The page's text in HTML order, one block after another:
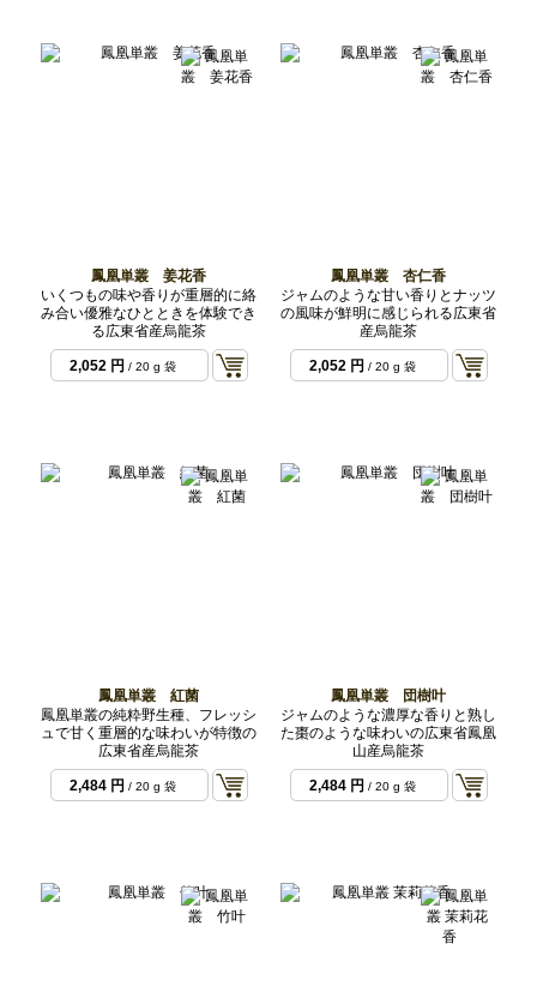
鳳凰単叢 姜花香
いくつもの味や香りが重層的に絡
み合い優雅なひとときを体験でき
る広東省産烏龍茶
2,052 円 / 20 g 袋
鳳凰単叢 杏仁香
ジャムのような甘い香りとナッツ
の風味が鮮明に感じられる広東省
産烏龍茶
2,052 円 / 20 g 袋
鳳凰単叢 紅菌
鳳凰単叢の純粋野生種、フレッシ
ュで甘く重層的な味わいが特徴の
広東省産烏龍茶
2,484 円 / 20 g 袋
鳳凰単叢 団樹叶
ジャムのような濃厚な香りと熟し
た棗のような味わいの広東省鳳凰
山産烏龍茶
2,484 円 / 20 g 袋